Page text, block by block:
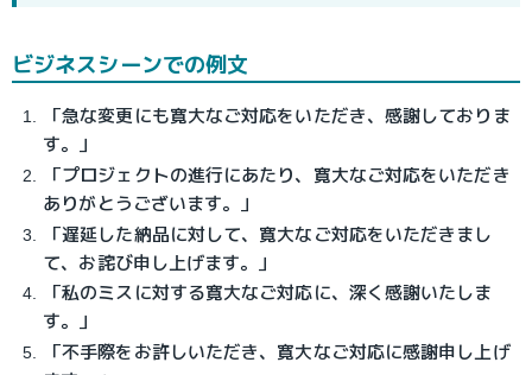
ビジネスシーンでの例文
「急な変更にも寛大なご対応をいただき、感謝しておりま
す。」
「プロジェクトの進行にあたり、寛大なご対応をいただき
ありがとうございます。」
「遅延した納品に対して、寛大なご対応をいただきまし
て、お詫び申し上げます。」
「私のミスに対する寛大なご対応に、深く感謝いたしま
す。」
「不手際をお許しいただき、寛大なご対応に感謝申し上げ